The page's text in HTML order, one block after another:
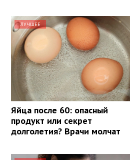
ЛУЧШЕЕ
Яйца после 60: опасный
продукт или секрет
долголетия? Врачи молчат